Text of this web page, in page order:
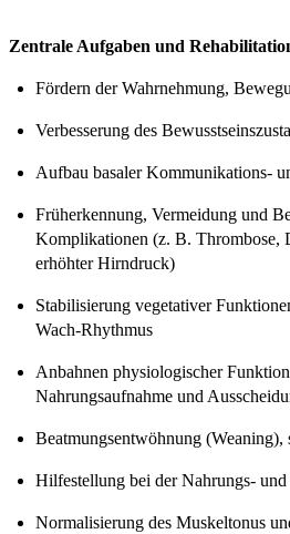
Zentrale Aufgaben und
Fördern der Wahrnehmung,
Verbesserung des
Aufbau basaler Kommunikations-
Früherkennung, Vermeidung und
Komplikationen (z. B. Thrombose,
erhöhter Hirndruck)
Stabilisierung vegetativer
Wach-Rhythmus
Anbahnen physiologischer
Nahrungsaufnahme und
Beatmungsentwöhnung
Hilfestellung bei der Nahrungs-
Normalisierung des Muskeltonus